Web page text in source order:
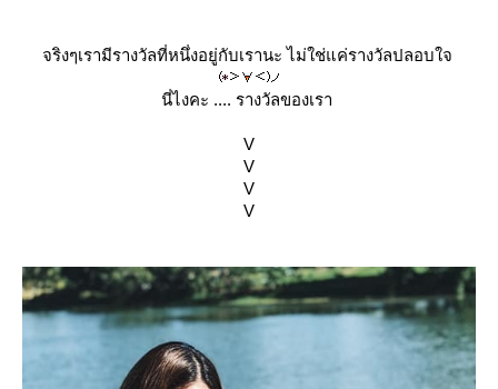
จริงๆเรามีรางวัลที่หนึ่งอยู่กับเรานะ ไม่ใช่แค่รางวัลปลอบใจ
นี่ไงคะ .... รางวัลของเรา
V
V
V
V